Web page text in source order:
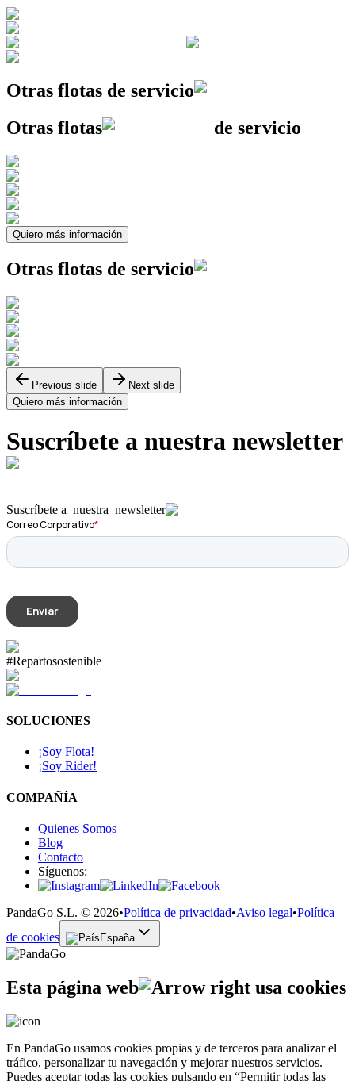
Otras flotas de servicio
Otras flotas
de servicio
Quiero más información
Otras flotas de servicio
Previous slide
Next slide
Quiero más información
Suscríbete a nuestra newsletter
Suscríbete a nuestra newsletter
#Repartosostenible
SOLUCIONES
¡Soy Flota!
¡Soy Rider!
COMPAÑÍA
Quienes Somos
Blog
Contacto
Síguenos:
PandaGo S.L. © 2026•Política de privacidad•Aviso legal•Política
de cookies
España
Esta página web usa cookies
En PandaGo usamos cookies propias y de terceros para analizar el
tráfico, personalizar tu navegación y mejorar nuestros servicios.
Puedes aceptar todas las cookies pulsando en “Permitir todas las